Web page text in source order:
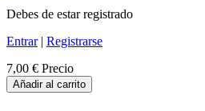
Debes de estar registrado
Entrar| Registrarse
7,00 € Precio
Añadir al carrito